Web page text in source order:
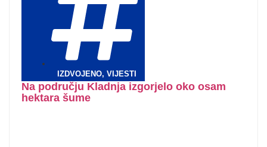
IZDVOJENO, VIJESTI
Na području Kladnja izgorjelo oko osam
hektara šume